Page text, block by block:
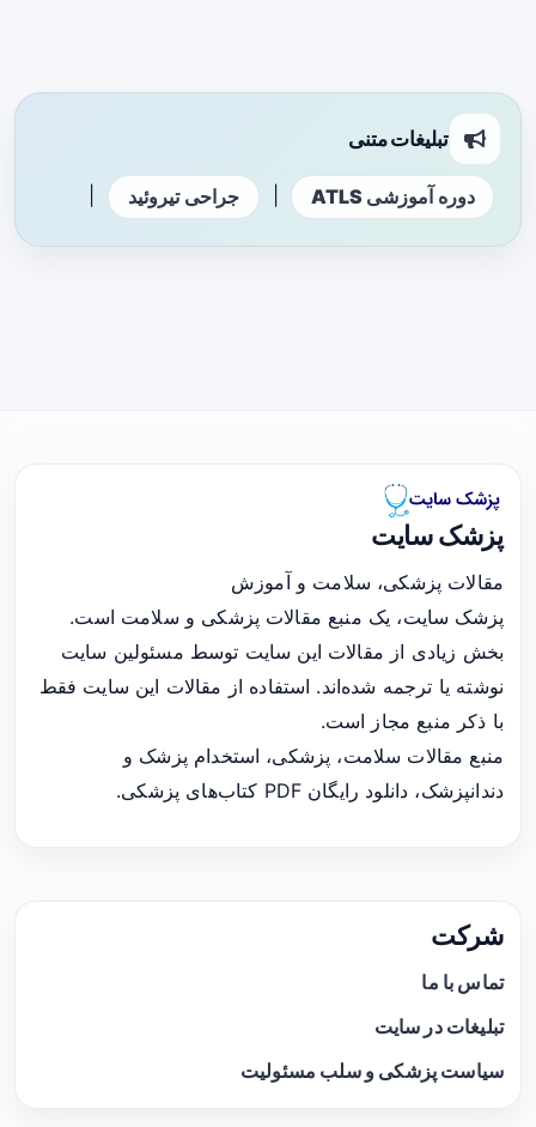
تبلیغات متنی
دوره آموزشی ATLS جراحی تیروئید
پزشک سایت
مقالات پزشکی، سلامت و آموزش
پزشک سایت، یک منبع مقالات پزشکی و سلامت است.
بخش زیادی از مقالات این سایت توسط مسئولین سایت
نوشته یا ترجمه شده‌اند. استفاده از مقالات این سایت فقط
با ذکر منبع مجاز است.
منبع مقالات سلامت، پزشکی، استخدام پزشک و
دندانپزشک، دانلود رایگان PDF کتاب‌های پزشکی.
شرکت
تماس با ما
تبلیغات در سایت
سیاست پزشکی و سلب مسئولیت